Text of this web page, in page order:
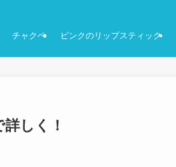
チャクペ ピンクのリップスティック
しく！